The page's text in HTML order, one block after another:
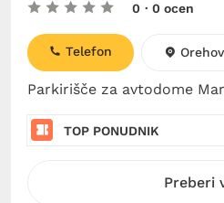
0 · 0 ocen
Parkirišče za avtodome
Telefon
TOP PONUDNIK
Preberi